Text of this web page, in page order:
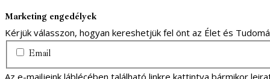
Marketing engedélyek
Kérjük válasszon, hogyan kereshetjük fel önt az Élet és
Email
Az e-mailjeink láblécében található linkre kattintva bármikor